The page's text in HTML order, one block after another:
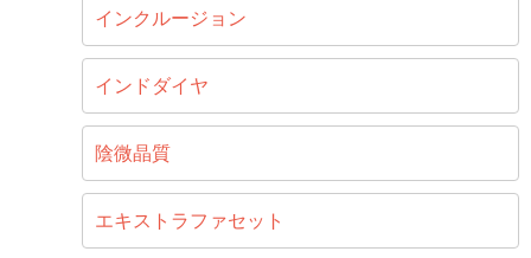
インクルージョン
インドダイヤ
陰微晶質
エキストラファセット